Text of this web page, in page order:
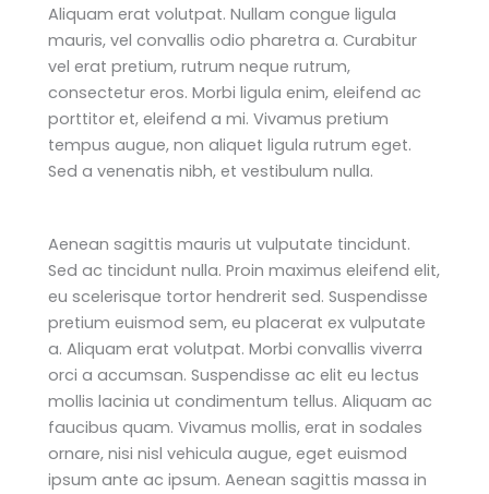
Aliquam erat volutpat. Nullam congue ligula
mauris, vel convallis odio pharetra a. Curabitur
vel erat pretium, rutrum neque rutrum,
consectetur eros. Morbi ligula enim, eleifend ac
porttitor et, eleifend a mi. Vivamus pretium
tempus augue, non aliquet ligula rutrum eget.
Sed a venenatis nibh, et vestibulum nulla.
Aenean sagittis mauris ut vulputate tincidunt.
Sed ac tincidunt nulla. Proin maximus eleifend elit,
eu scelerisque tortor hendrerit sed. Suspendisse
pretium euismod sem, eu placerat ex vulputate
a. Aliquam erat volutpat. Morbi convallis viverra
orci a accumsan. Suspendisse ac elit eu lectus
mollis lacinia ut condimentum tellus. Aliquam ac
faucibus quam. Vivamus mollis, erat in sodales
ornare, nisi nisl vehicula augue, eget euismod
ipsum ante ac ipsum. Aenean sagittis massa in